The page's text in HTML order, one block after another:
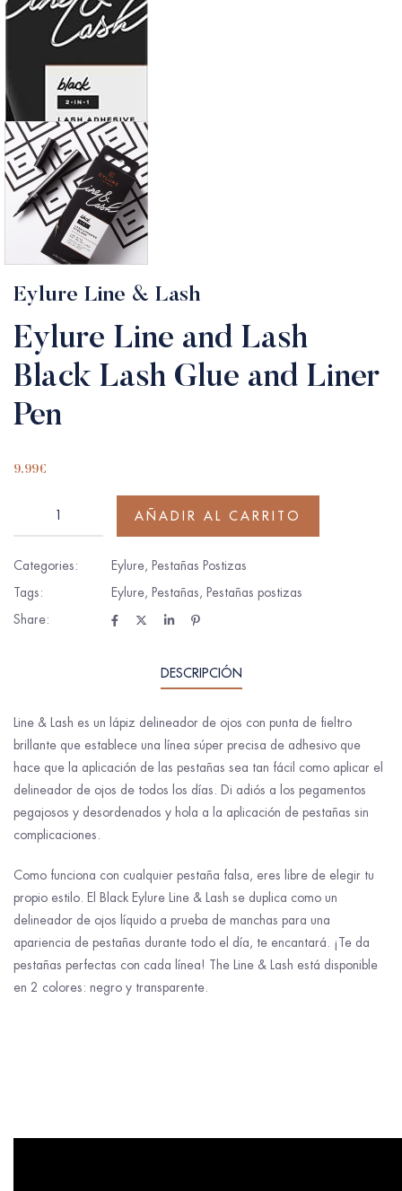
Eylure Line & Lash
Eylure Line and Lash
Black Lash Glue and Liner
Pen
9.99€
AÑADIR AL CARRITO
Categories: Eylure, Pestañas Postizas
Tags:
Eylure, Pestañas, Pestañas postizas
Share:
DESCRIPCIÓN
Line & Lash es un lápiz delineador de ojos con punta de fieltro
brillante que establece una línea súper precisa de adhesivo que
hace que la aplicación de las pestañas sea tan fácil como aplicar el
delineador de ojos de todos los días. Di adiós a los pegamentos
pegajosos y desordenados y hola a la aplicación de pestañas sin
complicaciones.
Como funciona con cualquier pestaña falsa, eres libre de elegir tu
propio estilo. El Black Eylure Line & Lash se duplica como un
delineador de ojos líquido a prueba de manchas para una
apariencia de pestañas durante todo el día, te encantará. ¡Te da
pestañas perfectas con cada línea! The Line & Lash está disponible
en 2 colores: negro y transparente.